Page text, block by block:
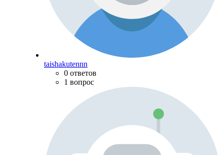
taishakutennn
0 ответов
1 вопрос